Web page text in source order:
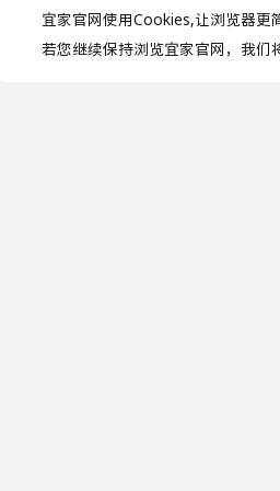
宜家官网使用Cookies,让浏览器更
若您继续保持浏览宜家官网，我们